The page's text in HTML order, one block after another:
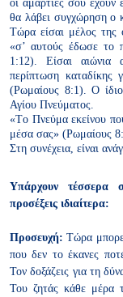
θα λάβει συγχώρηση ο
Τώρα είσαι μέλος της
«σ’ αυτούς έδωσε το
1:12). Είσαι αιώνια
περίπτωση καταδίκης
(Ρωμαίους 8:1). Ο
Αγίου Πνεύματος.
«Tο Πνεύμα εκείνου
μέσα σας» (Ρωμαίους
Στη συνέχεια, είναι
Υπάρχουν τέσσερα
προσέξεις ιδιαίτερα:
Προσευχή: Τώρα
που δεν το έκανες
Τον δοξάζεις για τη
Του ζητάς κάθε μέρα